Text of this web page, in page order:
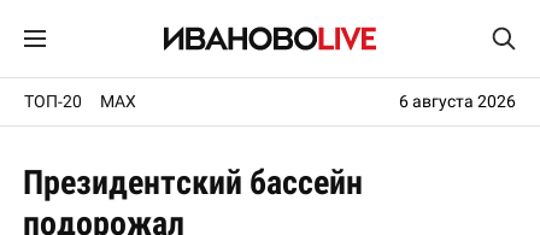
ТОП-20 MAX 6 августа 2026
Президентский бассейн
подорожал